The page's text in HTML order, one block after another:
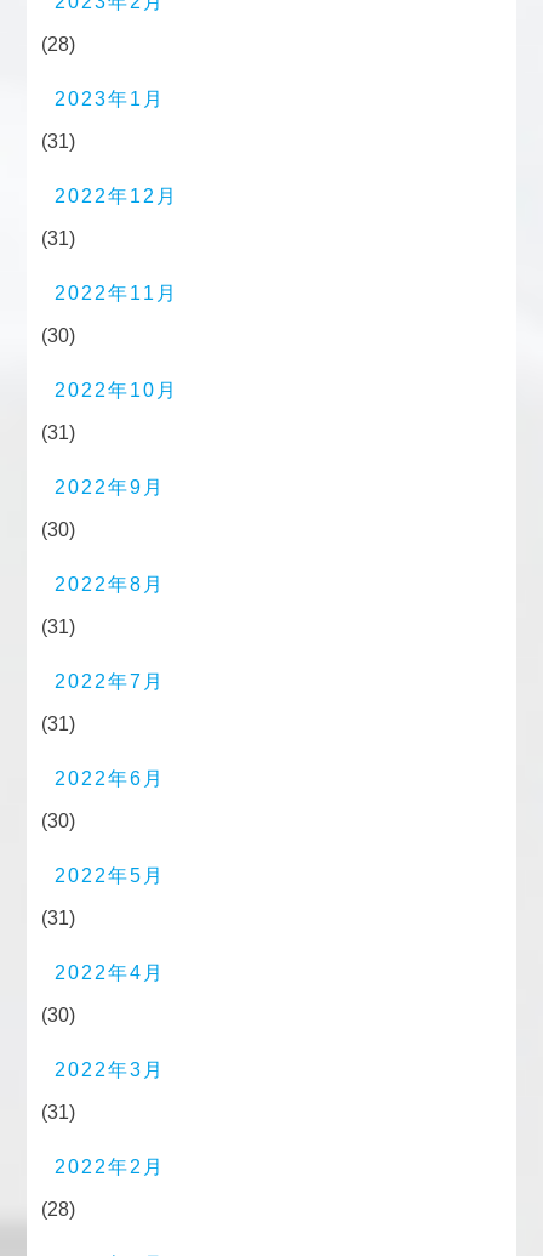
(28)
2023年1月
(31)
2022年12月
(31)
2022年11月
(30)
2022年10月
(31)
2022年9月
(30)
2022年8月
(31)
2022年7月
(31)
2022年6月
(30)
2022年5月
(31)
2022年4月
(30)
2022年3月
(31)
2022年2月
(28)